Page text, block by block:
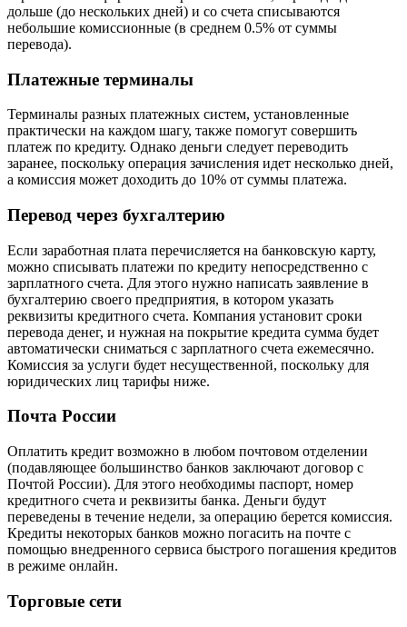
дольше (до нескольких дней) и со счета списываются
небольшие комиссионные (в среднем 0.5% от суммы
перевода).
Платежные терминалы
Терминалы разных платежных систем, установленные
практически на каждом шагу, также помогут совершить
платеж по кредиту. Однако деньги следует переводить
заранее, поскольку операция зачисления идет несколько дней,
а комиссия может доходить до 10% от суммы платежа.
Перевод через бухгалтерию
Если заработная плата перечисляется на банковскую карту,
можно списывать платежи по кредиту непосредственно с
зарплатного счета. Для этого нужно написать заявление в
бухгалтерию своего предприятия, в котором указать
реквизиты кредитного счета. Компания установит сроки
перевода денег, и нужная на покрытие кредита сумма будет
автоматически сниматься с зарплатного счета ежемесячно.
Комиссия за услуги будет несущественной, поскольку для
юридических лиц тарифы ниже.
Почта России
Оплатить кредит возможно в любом почтовом отделении
(подавляющее большинство банков заключают договор с
Почтой России). Для этого необходимы паспорт, номер
кредитного счета и реквизиты банка. Деньги будут
переведены в течение недели, за операцию берется комиссия.
Кредиты некоторых банков можно погасить на почте с
помощью внедренного сервиса быстрого погашения кредитов
в режиме онлайн.
Торговые сети